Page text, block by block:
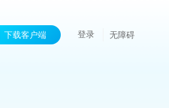
下载客户端 登录 无障碍